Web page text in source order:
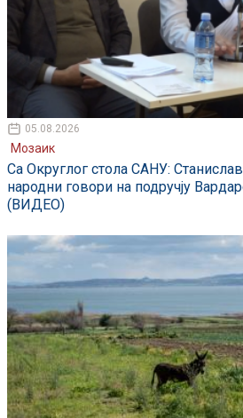
05.08.2026
Мозаик
Са Округлог стола САНУ:
народни говори на подручју
(ВИДЕО)